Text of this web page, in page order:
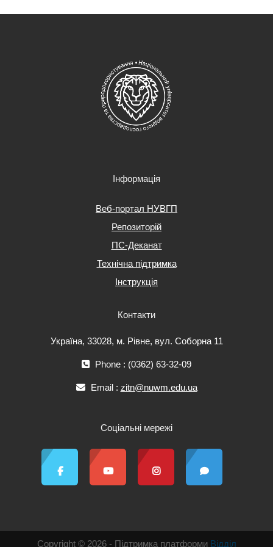
Інформація
Веб-портал НУВГП
Репозиторій
ПС-Деканат
Технічна підтримка
Інструкція
Контакти
Україна, 33028, м. Рівне, вул. Соборна 11
Phone : (0362) 63-32-09
Email : zitn@nuwm.edu.ua
Соціальні мережі
Copyright © 2026 - Підтримка платформи Відділ